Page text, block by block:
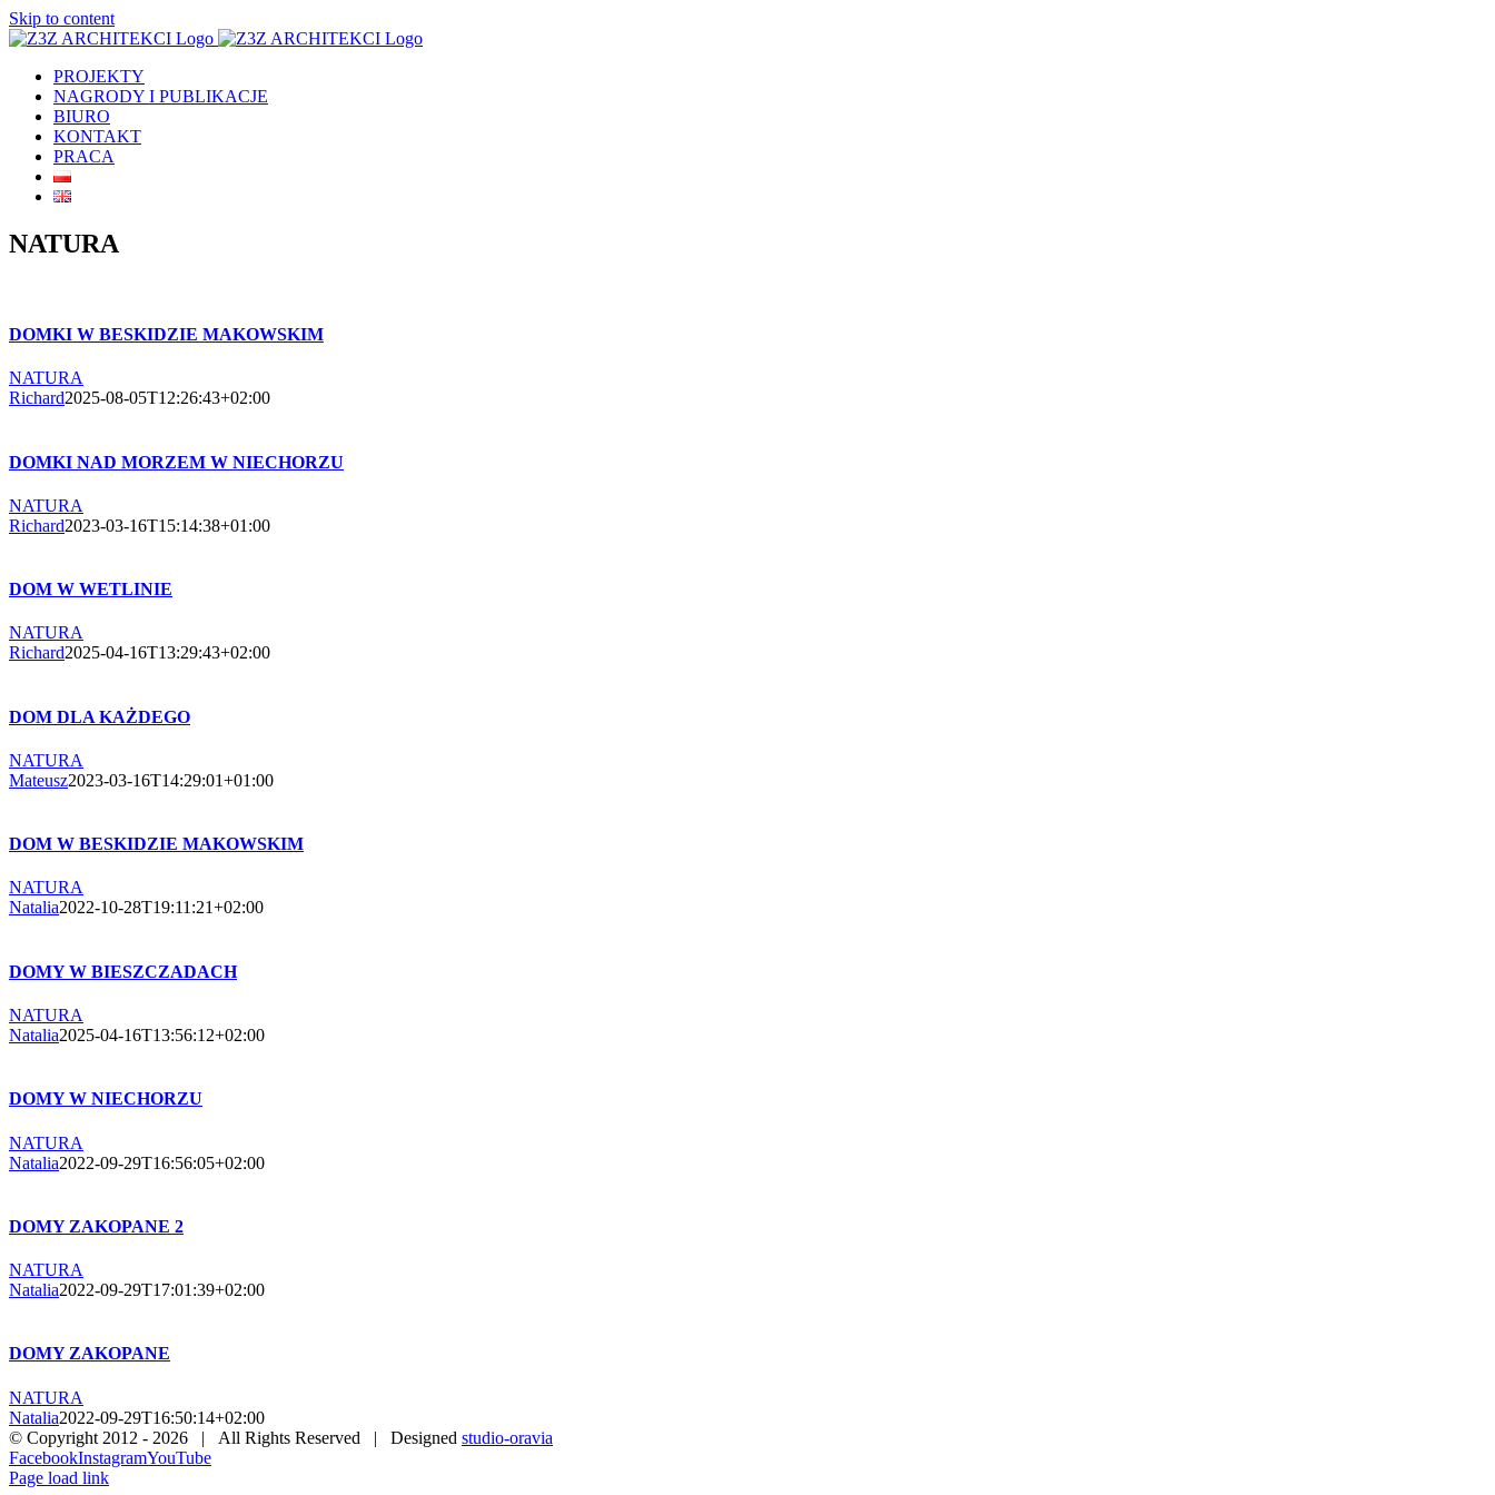
Skip to content
PROJEKTY
NAGRODY I PUBLIKACJE
BIURO
KONTAKT
PRACA
NATURA
DOMKI W BESKIDZIE MAKOWSKIM
NATURA
Richard2025-08-05T12:26:43+02:00
DOMKI NAD MORZEM W NIECHORZU
NATURA
Richard2023-03-16T15:14:38+01:00
DOM W WETLINIE
NATURA
Richard2025-04-16T13:29:43+02:00
DOM DLA KAŻDEGO
NATURA
Mateusz2023-03-16T14:29:01+01:00
DOM W BESKIDZIE MAKOWSKIM
NATURA
Natalia2022-10-28T19:11:21+02:00
DOMY W BIESZCZADACH
NATURA
Natalia2025-04-16T13:56:12+02:00
DOMY W NIECHORZU
NATURA
Natalia2022-09-29T16:56:05+02:00
DOMY ZAKOPANE 2
NATURA
Natalia2022-09-29T17:01:39+02:00
DOMY ZAKOPANE
NATURA
Natalia2022-09-29T16:50:14+02:00
© Copyright 2012 - 2026 | All Rights Reserved | Designed studio-oravia
FacebookInstagramYouTube
Page load link